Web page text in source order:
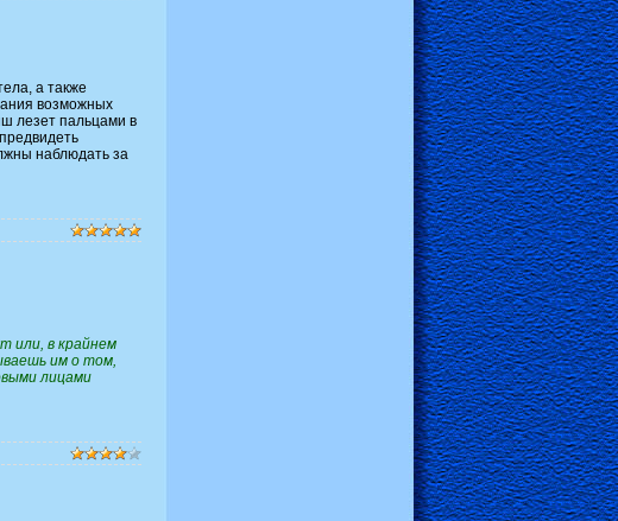
а также
возможных
лезет пальцами в
наблюдать за
или, в крайнем
им о том,
лицами